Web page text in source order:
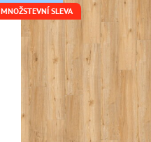
MNOŽSTEVNÍ SLEVA